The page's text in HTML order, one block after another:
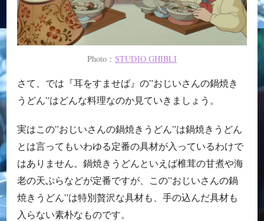
Photo：STUDIO GHIBLI
さて、では『耳をすませば』の”おじいさんの鍋焼き
うどん”はどんな料理なのか見ていきましょう。
実はこの”おじいさんの鍋焼きうどん”は鍋焼きうどん
とは言ってもいわゆる定番の具材が入っているわけで
はありません。鍋焼きうどんといえば椎茸の甘煮や海
老の天ぷらなどが定番ですが、この”おじいさんの鍋
焼きうどん”は特別贅沢な具材も、手の込んだ具材も
入らない素朴なものです。